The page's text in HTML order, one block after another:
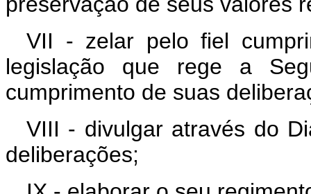
VII - zelar pelo fiel
legislação que rege a
cumprimento de suas
VIII - divulgar através do
deliberações;